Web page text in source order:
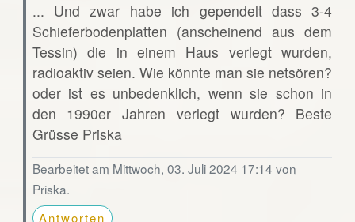
... Und zwar habe ich gependelt dass 3-4
Schieferbodenplatten (anscheinend aus dem
Tessin) die in einem Haus verlegt wurden,
radioaktiv seien. Wie könnte man sie netsören?
oder ist es unbedenklich, wenn sie schon in
den 1990er Jahren verlegt wurden? Beste
Grüsse Priska
Bearbeitet am Mittwoch, 03. Juli 2024 17:14 von
Priska.
Antworten